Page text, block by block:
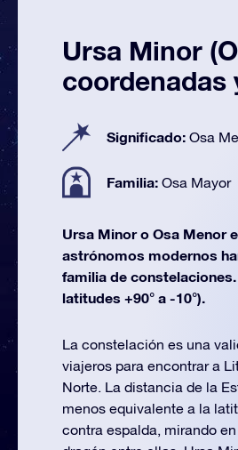
Ursa Minor
coordenadas
Significado: Osa
Familia: Osa Mayor
Ursa Minor o Osa Menor
astrónomos modernos
familia de
latitudes +90° a -10°).
La constelación es una
viajeros para encontrar a
Norte. La distancia de la
menos equivalente a la
contra espalda, mirando